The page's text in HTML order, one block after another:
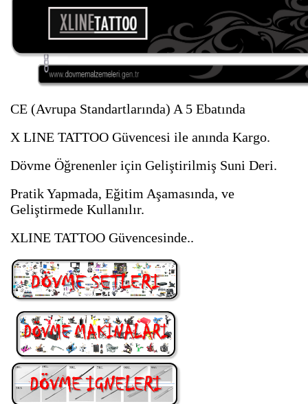
CE (Avrupa Standartlarında) A 5 Ebatında
X LINE TATTOO Güvencesi ile anında Kargo.
Dövme Öğrenenler için Geliştirilmiş Suni Deri.
Pratik Yapmada, Eğitim Aşamasında, ve
Geliştirmede Kullanılır.
XLINE TATTOO Güvencesinde..